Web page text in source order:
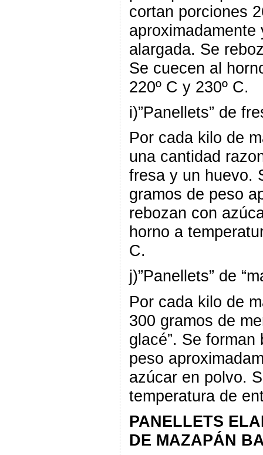
cortan porciones
alargada. Se
Se cuecen al
220º C y 230º C.
i)”Panellets” de
Por cada kilo de
una cantidad
fresa y un huevo.
gramos de peso
rebozan con
horno a
C.
j)”Panellets” de
Por cada kilo de
300 gramos de
glacé”. Se
peso
azúcar en polvo.
temperatura de
PANELLETS
DE MAZAPÁN